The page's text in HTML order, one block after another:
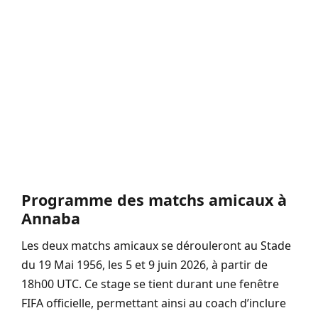
Programme des matchs amicaux à
Annaba
Les deux matchs amicaux se dérouleront au Stade
du 19 Mai 1956, les 5 et 9 juin 2026, à partir de
18h00 UTC. Ce stage se tient durant une fenêtre
FIFA officielle, permettant ainsi au coach d’inclure